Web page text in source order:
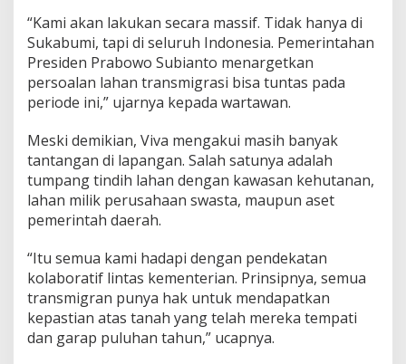
“Kami akan lakukan secara massif. Tidak hanya di
Sukabumi, tapi di seluruh Indonesia. Pemerintahan
Presiden Prabowo Subianto menargetkan
persoalan lahan transmigrasi bisa tuntas pada
periode ini,” ujarnya kepada wartawan.
Meski demikian, Viva mengakui masih banyak
tantangan di lapangan. Salah satunya adalah
tumpang tindih lahan dengan kawasan kehutanan,
lahan milik perusahaan swasta, maupun aset
pemerintah daerah.
“Itu semua kami hadapi dengan pendekatan
kolaboratif lintas kementerian. Prinsipnya, semua
transmigran punya hak untuk mendapatkan
kepastian atas tanah yang telah mereka tempati
dan garap puluhan tahun,” ucapnya.